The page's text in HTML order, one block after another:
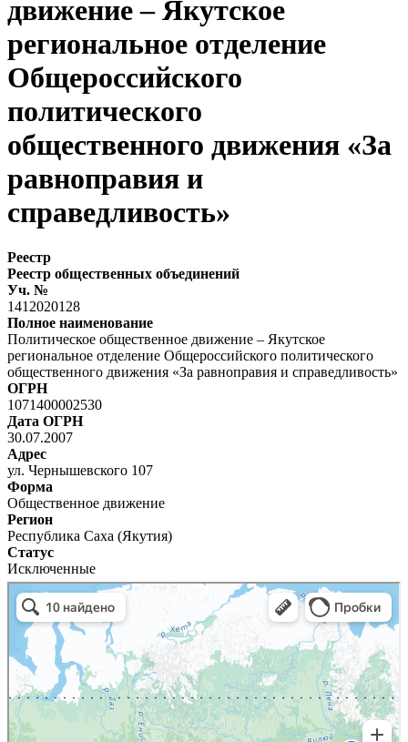
движение – Якутское
региональное отделение
Общероссийского
политического
общественного движения «За
равноправия и
справедливость»
Реестр
Реестр общественных объединений
Уч. №
1412020128
Полное наименование
Политическое общественное движение – Якутское
региональное отделение Общероссийского политического
общественного движения «За равноправия и справедливость»
ОГРН
1071400002530
Дата ОГРН
30.07.2007
Адрес
ул. Чернышевского 107
Форма
Общественное движение
Регион
Республика Саха (Якутия)
Статус
Исключенные